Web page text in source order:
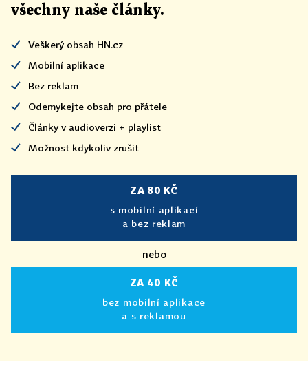
všechny naše články.
Veškerý obsah HN.cz
Mobilní aplikace
Bez reklam
Odemykejte obsah pro přátele
Články v audioverzi + playlist
Možnost kdykoliv zrušit
ZA 80 KČ
s mobilní aplikací
a bez reklam
nebo
ZA 40 KČ
bez mobilní aplikace
a s reklamou